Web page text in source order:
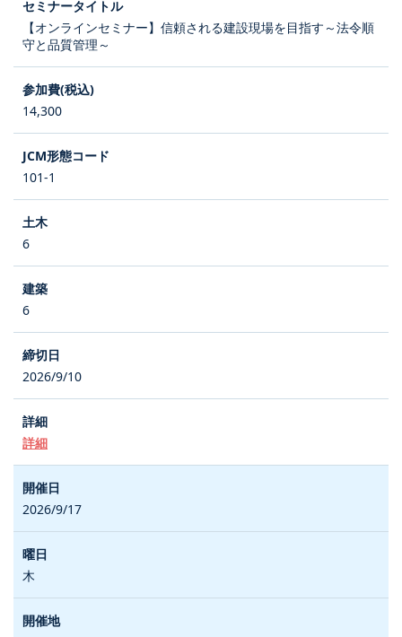
【オンラインセミナー】信頼される建設現場を目指す～法令順
守と品質管理～
14,300
101-1
6
6
2026/9/10
詳細
2026/9/17
木